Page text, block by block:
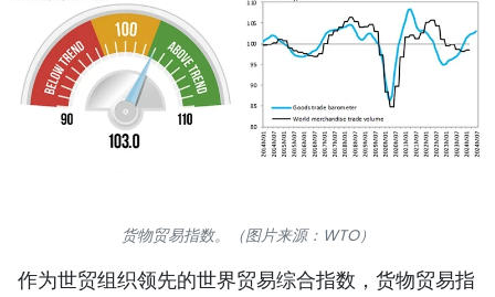
体育
国际
旅游
史海
多功能媒体
货物贸易指数。（图片来源：WTO）
作为世贸组织领先的世界贸易综合指数，货物贸易指